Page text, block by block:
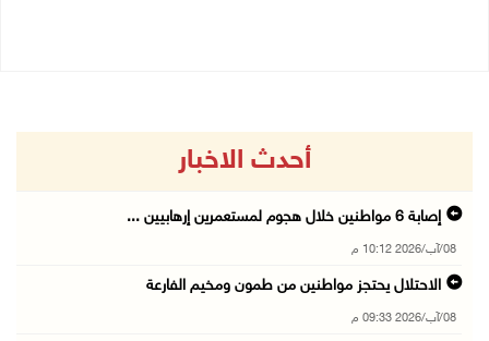
أحدث الاخبار
إصابة 6 مواطنين خلال هجوم لمستعمرين إرهابيين ...
08/آب/2026 10:12 م
الاحتلال يحتجز مواطنين من طمون ومخيم الفارعة
08/آب/2026 09:33 م